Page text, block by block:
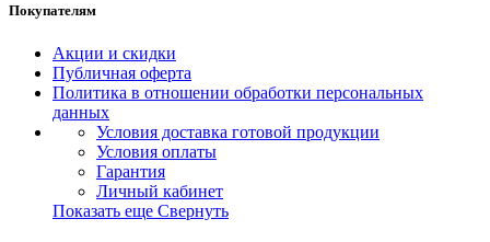
Покупателям
Акции и скидки
Публичная оферта
Политика в отношении обработки персональных
данных
Условия доставка готовой продукции
Условия оплаты
Гарантия
Личный кабинет
Показать еще Свернуть